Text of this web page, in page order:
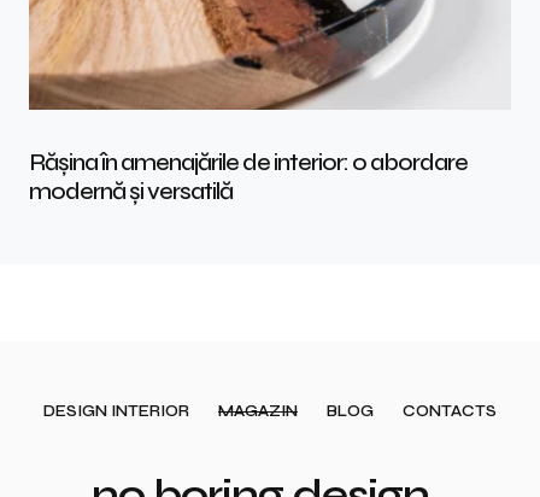
Rășina în amenajările de interior: o abordare
modernă și versatilă
DESIGN INTERIOR MAGAZIN BLOG CONTACTS